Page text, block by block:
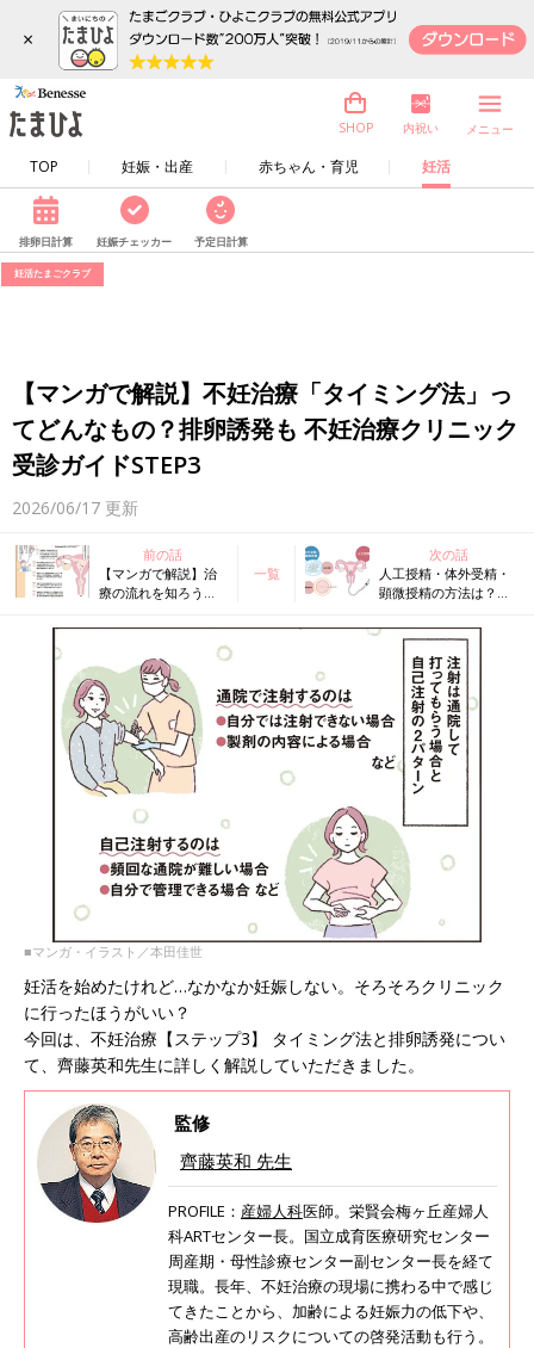
×
TOP 妊娠・出産 赤ちゃん・育児 妊活
SHOP 内祝い メニュー
排卵日計算 妊娠チェッカー 予定日計算
妊活たまごクラブ
【マンガで解説】不妊治療「タイミング法」っ
てどんなもの？排卵誘発も 不妊治療クリニック
受診ガイドSTEP3
2026/06/17 更新
前の話
【マンガで解説】治
療の流れを知ろう！
受診ガイドSTEP2［
て］
一覧
次の話
人工授精・体外受精・
顕微授精の方法は？
診ガイドSTEP4
■マンガ・イラスト／本田佳世
妊活を始めたけれど…なかなか妊娠しない。そろそろクリニック
に行ったほうがいい？
今回は、不妊治療【ステップ3】 タイミング法と排卵誘発につい
て、齊藤英和先生に詳しく解説していただきました。
監修
齊藤英和 先生
PROFILE： 産婦人科医師。栄賢会梅ヶ丘産婦人
科ARTセンター長。国立成育医療研究センター
周産期・母性診療センター副センター長を経て
現職。長年、不妊治療の現場に携わる中で感じ
てきたことから、加齢による妊娠力の低下や、
高齢出産のリスクについての啓発活動も行う。